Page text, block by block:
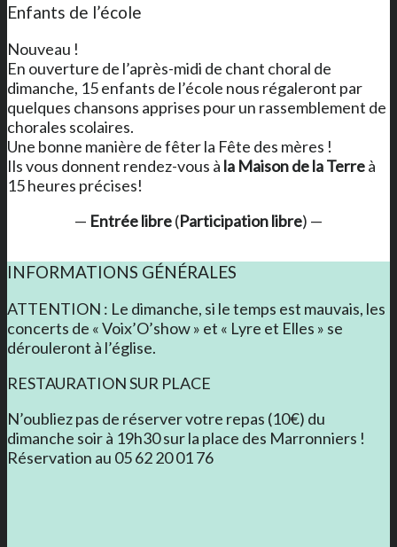
Enfants de l’école
Nouveau !
En ouverture de l’après-midi de chant choral de
dimanche, 15 enfants de l’école nous régaleront par
quelques chansons apprises pour un rassemblement de
chorales scolaires.
Une bonne manière de fêter la Fête des mères !
Ils vous donnent rendez-vous à la Maison de la Terreà
15 heures précises!
— Entrée libre(Participation libre) —
INFORMATIONS GÉNÉRALES
ATTENTION : Le dimanche, si le temps est mauvais, les
concerts de « Voix’O’show » et « Lyre et Elles » se
dérouleront à l’église.
RESTAURATION SUR PLACE
N’oubliez pas de réserver votre repas (10€) du
dimanche soir à 19h30 sur la place des Marronniers !
Réservation au 05 62 20 01 76